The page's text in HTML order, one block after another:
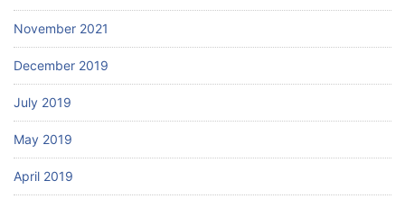
November 2021
December 2019
July 2019
May 2019
April 2019